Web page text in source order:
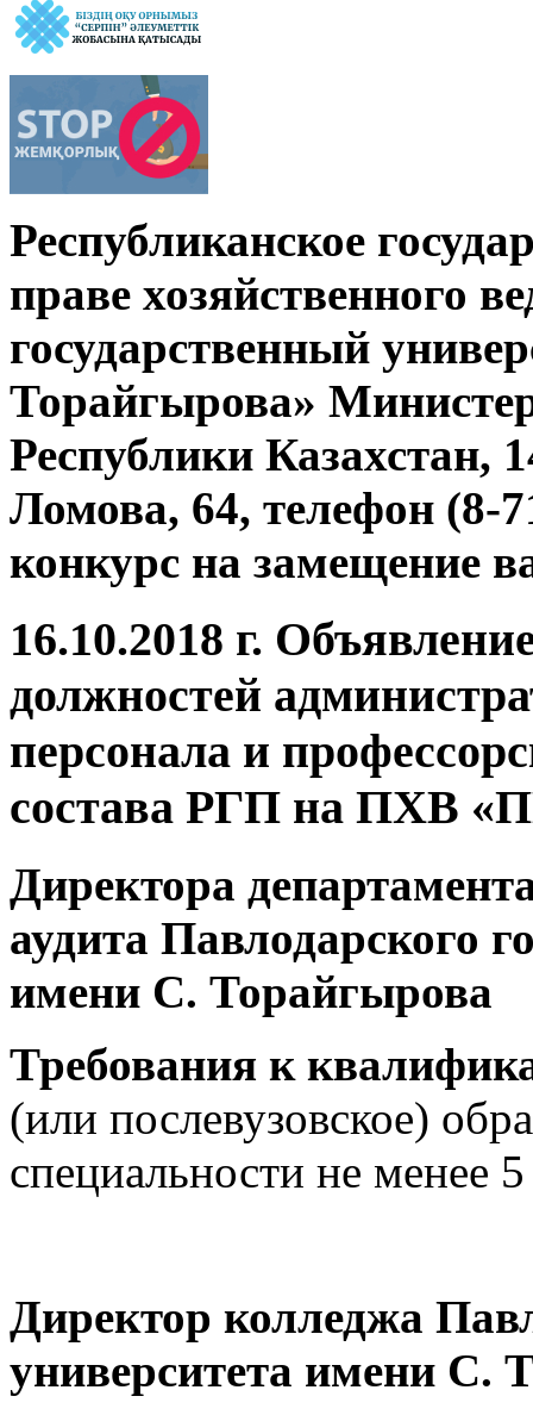
Республиканское
праве хозяйственного
государственный
Торайгырова»
Республики Казахстан,
Ломова, 64, телефон (8-
конкурс на замещение
16.10.2018 г.
должностей
персонала и
состава РГП на ПХВ
Директора
аудита Павлодарского
имени С. Торайгырова
Требования к
(или послевузовское)
специальности не менее 5
Директор колледжа
университета имени С.